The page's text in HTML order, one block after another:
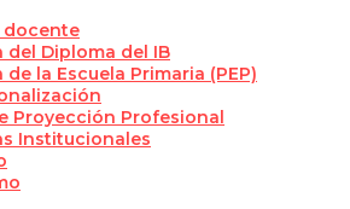
docente
del Diploma del IB
de la Escuela Primaria (PEP)
Proyección Profesional
Institucionales